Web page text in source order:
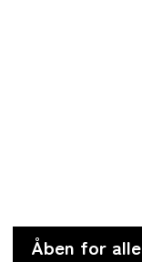
Åben for alle